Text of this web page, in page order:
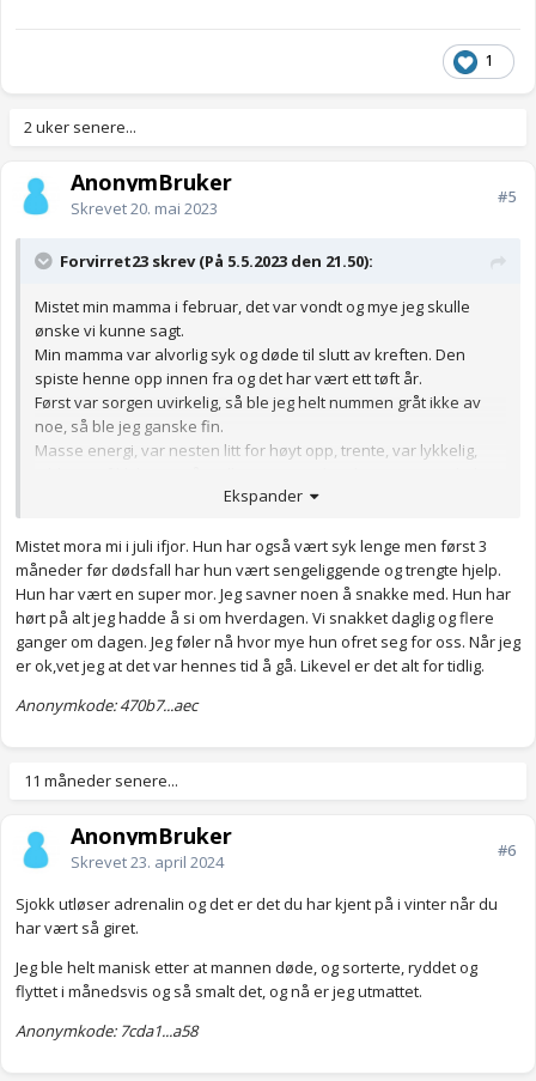
1
2 uker senere...
AnonymBruker
Skrevet20. mai 2023
#5
Forvirret23 skrev (På 5.5.2023 den 21.50):
Mistet min mamma i februar, det var vondt og mye jeg skulle
ønske vi kunne sagt.
Min mamma var alvorlig syk og døde til slutt av kreften. Den
spiste henne opp innen fra og det har vært ett tøft år.
Først var sorgen uvirkelig, så ble jeg helt nummen gråt ikke av
noe, så ble jeg ganske fin.
Masse energi, var nesten litt for høyt opp, trente, var lykkelig,
igjen, føler på er enormt tomrom, jeg er så uendelig trist, jeg
"dumme" rådene ho kom med.
Gråter masse, men gjemmer meg for nå virker det som at alle
mener at min sorg bør være over. Det er den ikke, den er nesten
forsterket og mer vond enn noen gang.
Dere som dessverre har vært igjennom noen sorger er det
vanlig at den blir forsterker igjen? Er dette fasene vi må
Jeg har opplevd sorger før, jeg bare husker ikke den ekstremt
Ekspander
Mistet mora mi i juli ifjor. Hun har også vært syk lenge men først 3
måneder før dødsfall har hun vært sengeliggende og trengte hjelp.
Hun har vært en super mor. Jeg savner noen å snakke med. Hun har
hørt på alt jeg hadde å si om hverdagen. Vi snakket daglig og flere
ganger om dagen. Jeg føler nå hvor mye hun ofret seg for oss. Når jeg
er ok,vet jeg at det var hennes tid å gå. Likevel er det alt for tidlig.
Anonymkode: 470b7...aec
11 måneder senere...
AnonymBruker
Skrevet23. april 2024
#6
Sjokk utløser adrenalin og det er det du har kjent på i vinter når du
har vært så giret.
Jeg ble helt manisk etter at mannen døde, og sorterte, ryddet og
flyttet i månedsvis og så smalt det, og nå er jeg utmattet.
Anonymkode: 7cda1...a58